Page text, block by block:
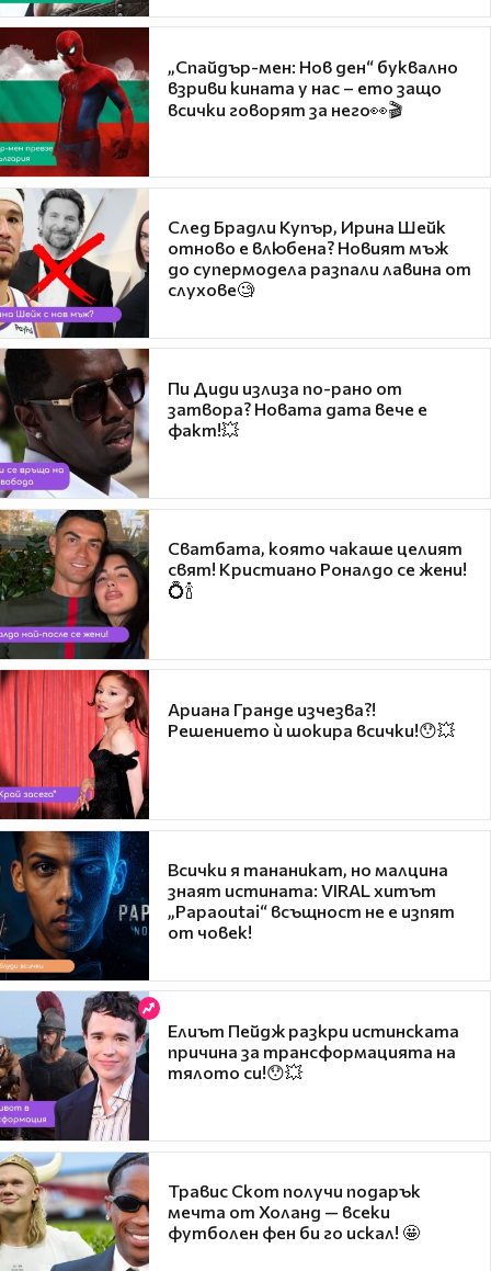
„Спайдър-мен: Нов ден“ буквално
взриви кината у нас – ето защо
всички говорят за него👀🎬
След Брадли Купър, Ирина Шейк
отново е влюбена? Новият мъж
до супермодела разпали лавина от
слухове🧐
Пи Диди излиза по-рано от
затвора? Новата дата вече е
факт!💥
Сватбата, която чакаше целият
свят! Кристиано Роналдо се жени!
💍🍾
Ариана Гранде изчезва?!
Решението ѝ шокира всички!😯💥
Всички я тананикат, но малцина
знаят истината: VIRAL хитът
„Papaoutai“ всъщност не е изпят
от човек!
Елиът Пейдж разкри истинската
причина за трансформацията на
тялото си!😯💥
Травис Скот получи подарък
мечта от Холанд — всеки
футболен фен би го искал! 🤩